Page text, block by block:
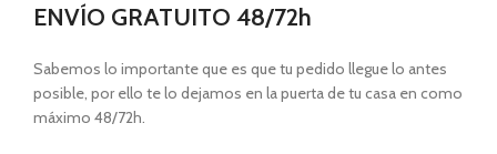
ENVÍO GRATUITO 48/72h
Sabemos lo importante que es que tu pedido llegue lo antes
posible, por ello te lo dejamos en la puerta de tu casa en como
máximo 48/72h.